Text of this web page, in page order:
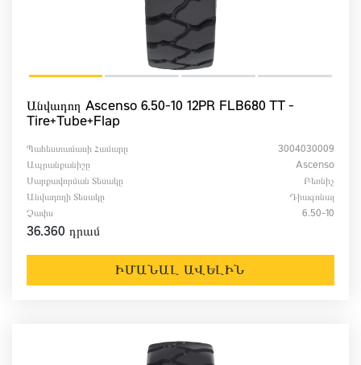
Անվադող Ascenso 6.50-10 12PR FLB680 TT -
Tire+Tube+Flap
Պահեստամասի Համարը
3004030009
Ապրանքանիշը
Ascenso
Սարքավորման Տեսակը
Բեռնիչ
Անվադողի Տեսակը
Դիագոնալ
Չափս
6.50-10
36.360 դրամ
ԻՄԱՆԱԼ ԱՎԵԼԻՆ